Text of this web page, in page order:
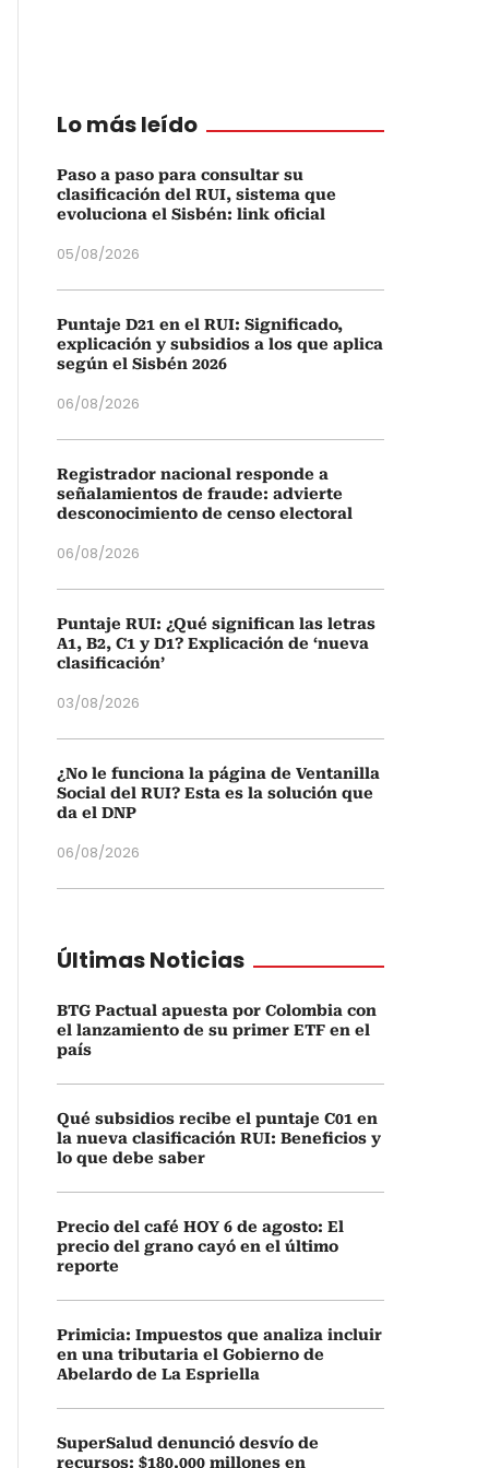
Lo más leído
Paso a paso para consultar su
clasificación del RUI, sistema que
evoluciona el Sisbén: link oficial
05/08/2026
Puntaje D21 en el RUI: Significado,
explicación y subsidios a los que aplica
según el Sisbén 2026
06/08/2026
Registrador nacional responde a
señalamientos de fraude: advierte
desconocimiento de censo electoral
06/08/2026
Puntaje RUI: ¿Qué significan las letras
A1, B2, C1 y D1? Explicación de ‘nueva
clasificación’
03/08/2026
¿No le funciona la página de Ventanilla
Social del RUI? Esta es la solución que
da el DNP
06/08/2026
Últimas Noticias
BTG Pactual apuesta por Colombia con
el lanzamiento de su primer ETF en el
país
Qué subsidios recibe el puntaje C01 en
la nueva clasificación RUI: Beneficios y
lo que debe saber
Precio del café HOY 6 de agosto: El
precio del grano cayó en el último
reporte
Primicia: Impuestos que analiza incluir
en una tributaria el Gobierno de
Abelardo de La Espriella
SuperSalud denunció desvío de
recursos: $180.000 millones en